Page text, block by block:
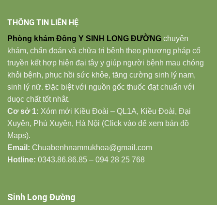
THÔNG TIN LIÊN HỆ
Phòng khám Đông Y SINH LONG ĐƯỜNG chuyên
khám, chẩn đoán và chữa trị bệnh theo phương pháp cổ
truyền kết hợp hiện đại tây y giúp người bệnh mau chóng
khỏi bệnh, phục hồi sức khỏe, tăng cường sinh lý nam,
sinh lý nữ. Đặc biệt với nguồn gốc thuốc đạt chuẩn với
duọc chất tốt nhât.
Cơ sở 1: Xóm mới Kiều Đoài – QL1A, Kiều Đoài, Đại
Xuyên, Phú Xuyên, Hà Nội (Click vào để xem bản đồ
Maps).
Email: Chuabenhnamnukhoa@gmail.com
Hotline: 0343.86.86.85 – 094 28 25 768
Sinh Long Đường